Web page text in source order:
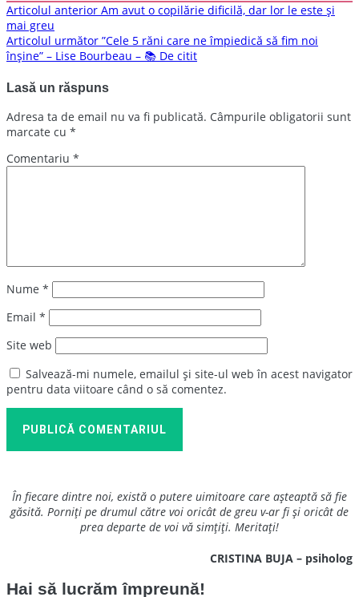
Navigare
în
articole
Articolul anterior Am avut o copilărie dificilă, dar lor le este și
mai greu
Articolul următor ”Cele 5 răni care ne împiedică să fim noi
înșine” – Lise Bourbeau – 📚 De citit
Lasă un răspuns
Adresa ta de email nu va fi publicată. Câmpurile obligatorii sunt
marcate cu *
Comentariu *
Nume *
Email *
Site web
Salvează-mi numele, emailul și site-ul web în acest navigator
pentru data viitoare când o să comentez.
PUBLICĂ COMENTARIUL
În fiecare dintre noi, există o putere uimitoare care așteaptă să fie
găsită. Porniți pe drumul către voi oricât de greu v-ar fi și oricât de
prea departe de voi vă simțiți. Meritați!
CRISTINA BUJA – psiholog
Hai să lucrăm împreună!